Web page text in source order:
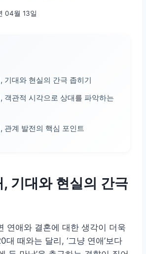
04월 13일
기대와 현실의 간극 좁히기
객관적 시각으로 상대를 파악하는
관계 발전의 핵심 포인트
기대와 현실의 간극
연애와 결혼에 대한 생각이 더욱
대 때와는 달리, ‘그냥 연애’보다